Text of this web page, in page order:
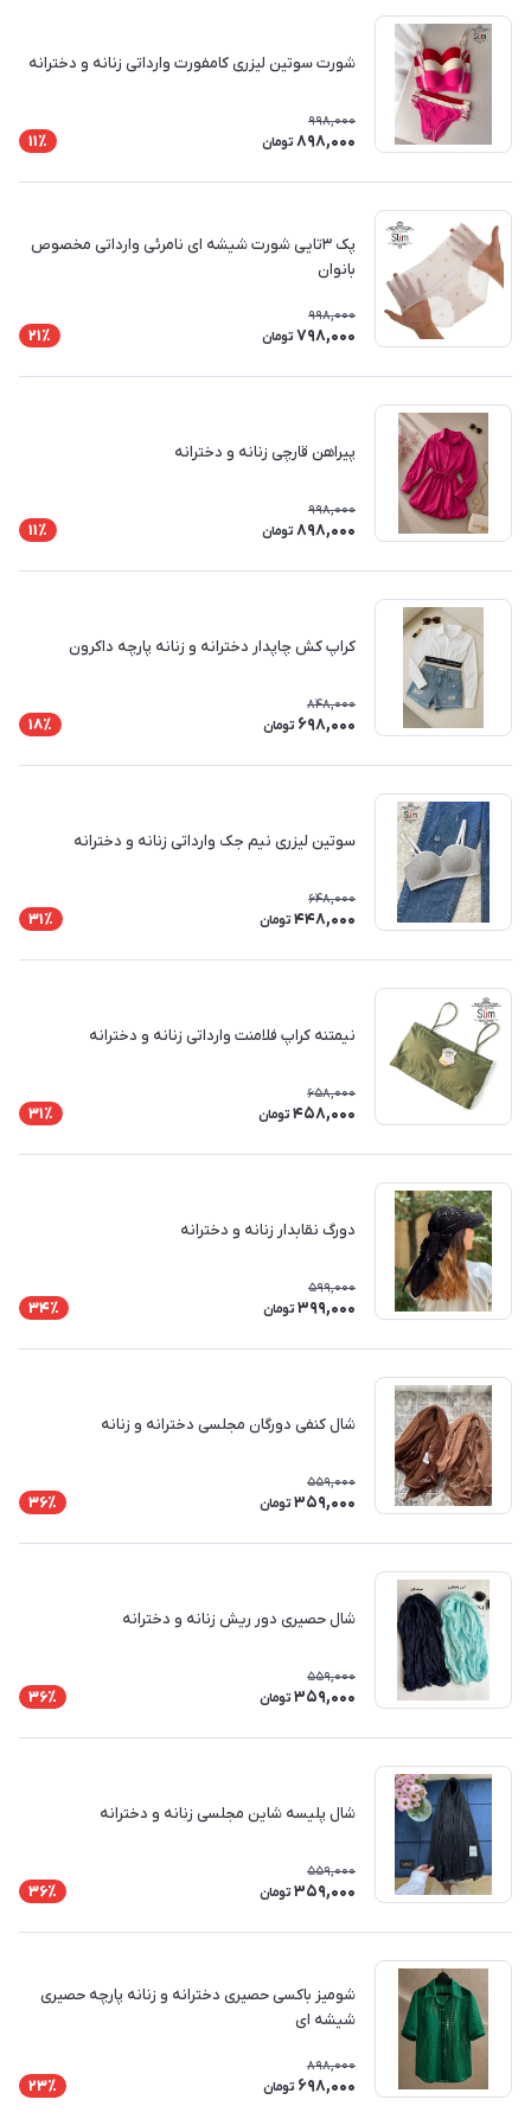
شورت سوتین لیزری کامفورت وارداتی زنانه و دخترانه
998,000
898,000 تومان 11٪
پک ۳تایی شورت شیشه ای نامرئی وارداتی مخصوص
بانوان
998,000
798,000 تومان 21٪
پیراهن قارچی زنانه و دخترانه
998,000
898,000 تومان 11٪
کراپ کش چاپدار دخترانه و زنانه پارچه داکرون
848,000
698,000 تومان 18٪
سوتین لیزری نیم جک وارداتی زنانه و دخترانه
648,000
448,000 تومان 31٪
نیمتنه کراپ فلامنت وارداتی زنانه و دخترانه
658,000
458,000 تومان 31٪
دورگ نقابدار زنانه و دخترانه
599,000
399,000 تومان 34٪
شال کنفی دورگان مجلسی دخترانه و زنانه
559,000
359,000 تومان 36٪
شال حصیری دور ریش زنانه و دخترانه
559,000
359,000 تومان 36٪
شال پلیسه شاین مجلسی زنانه و دخترانه
559,000
359,000 تومان 36٪
شومیز باکسی حصیری دخترانه و زنانه پارچه حصیری
شیشه ای
898,000
698,000 تومان 23٪